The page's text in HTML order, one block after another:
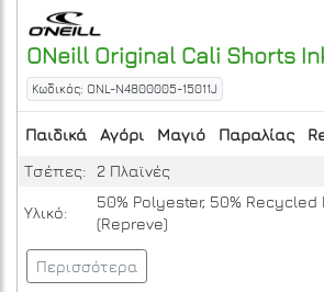
ONeill Original Cali Shorts
Κωδικός: ONL-N4800005-15011J
Παιδικά Αγόρι Μαγιό Παραλίας
Τσέπες:
2 Πλαϊνές
Υλικό:
50% Polyester, 50% Recycled
(Repreve)
Περισσότερα